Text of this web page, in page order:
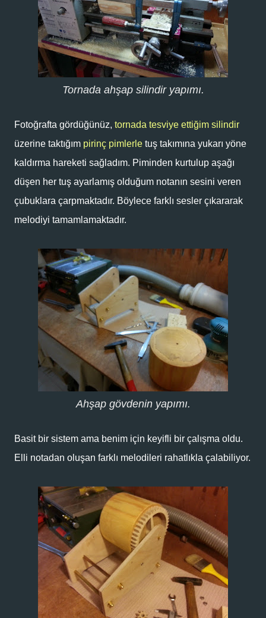
Tornada ahşap silindir yapımı.
Fotoğrafta gördüğünüz, tornada tesviye ettiğim silindir
üzerine taktığım pirinç pimlerle tuş takımına yukarı yöne
kaldırma hareketi sağladım. Piminden kurtulup aşağı
düşen her tuş ayarlamış olduğum notanın sesini veren
çubuklara çarpmaktadır. Böylece farklı sesler çıkararak
melodiyi tamamlamaktadır.
Ahşap gövdenin yapımı.
Basit bir sistem ama benim için keyifli bir çalışma oldu.
Elli notadan oluşan farklı melodileri rahatlıkla çalabiliyor.